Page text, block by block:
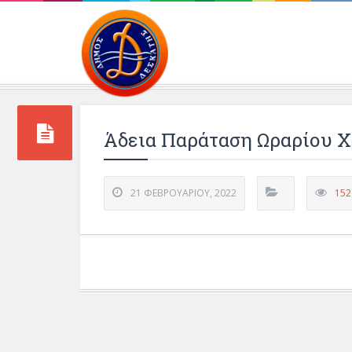
Άδεια Παράταση Ωραρίου
21 ΦΕΒΡΟΥΑΡΊΟΥ, 2022 152